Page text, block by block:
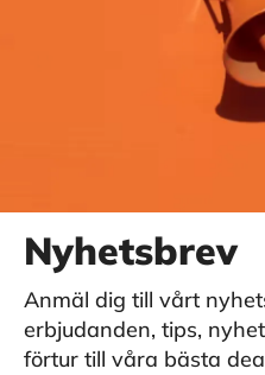
Nyhetsbrev
Anmäl dig till vårt
erbjudanden, tips,
förtur till våra bästa